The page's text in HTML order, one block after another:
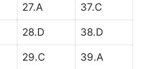
27.A 37.C
28.D 38.D
29.C 39.A